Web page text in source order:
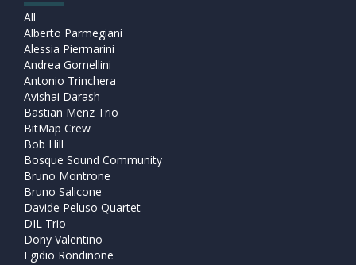
All
Alberto Parmegiani
Alessia Piermarini
Andrea Gomellini
Antonio Trinchera
Avishai Darash
Bastian Menz Trio
BitMap Crew
Bob Hill
Bosque Sound Community
Bruno Montrone
Bruno Salicone
Davide Peluso Quartet
DIL Trio
Dony Valentino
Egidio Rondinone